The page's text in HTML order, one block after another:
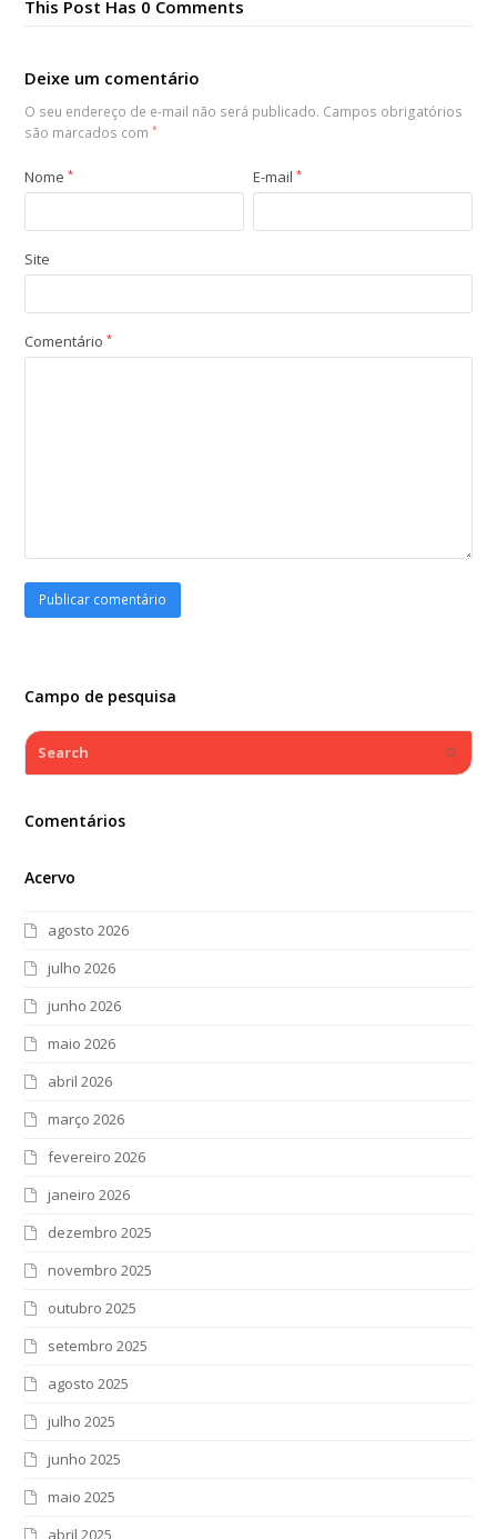
This Post Has 0 Comments
Deixe um comentário
O seu endereço de e-mail não será publicado. Campos obrigatórios
são marcados com*
Nome* E-mail*
Site
Comentário*
Campo de pesquisa
Search
Comentários
Acervo
agosto 2026
julho 2026
junho 2026
maio 2026
abril 2026
março 2026
fevereiro 2026
janeiro 2026
dezembro 2025
novembro 2025
outubro 2025
setembro 2025
agosto 2025
julho 2025
junho 2025
maio 2025
abril 2025